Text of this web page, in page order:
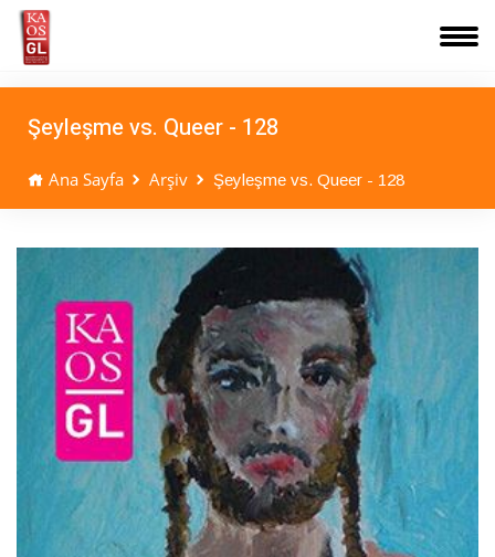
Şeyleşme vs. Queer - 128
Ana Sayfa Arşiv Şeyleşme vs. Queer - 128